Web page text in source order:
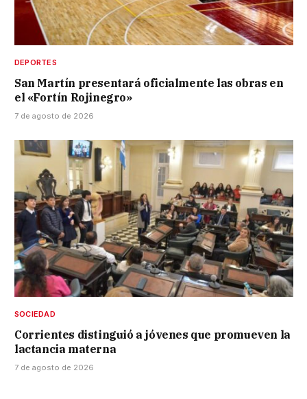
DEPORTES
San Martín presentará oficialmente las obras en
el «Fortín Rojinegro»
7 de agosto de 2026
SOCIEDAD
Corrientes distinguió a jóvenes que promueven la
lactancia materna
7 de agosto de 2026